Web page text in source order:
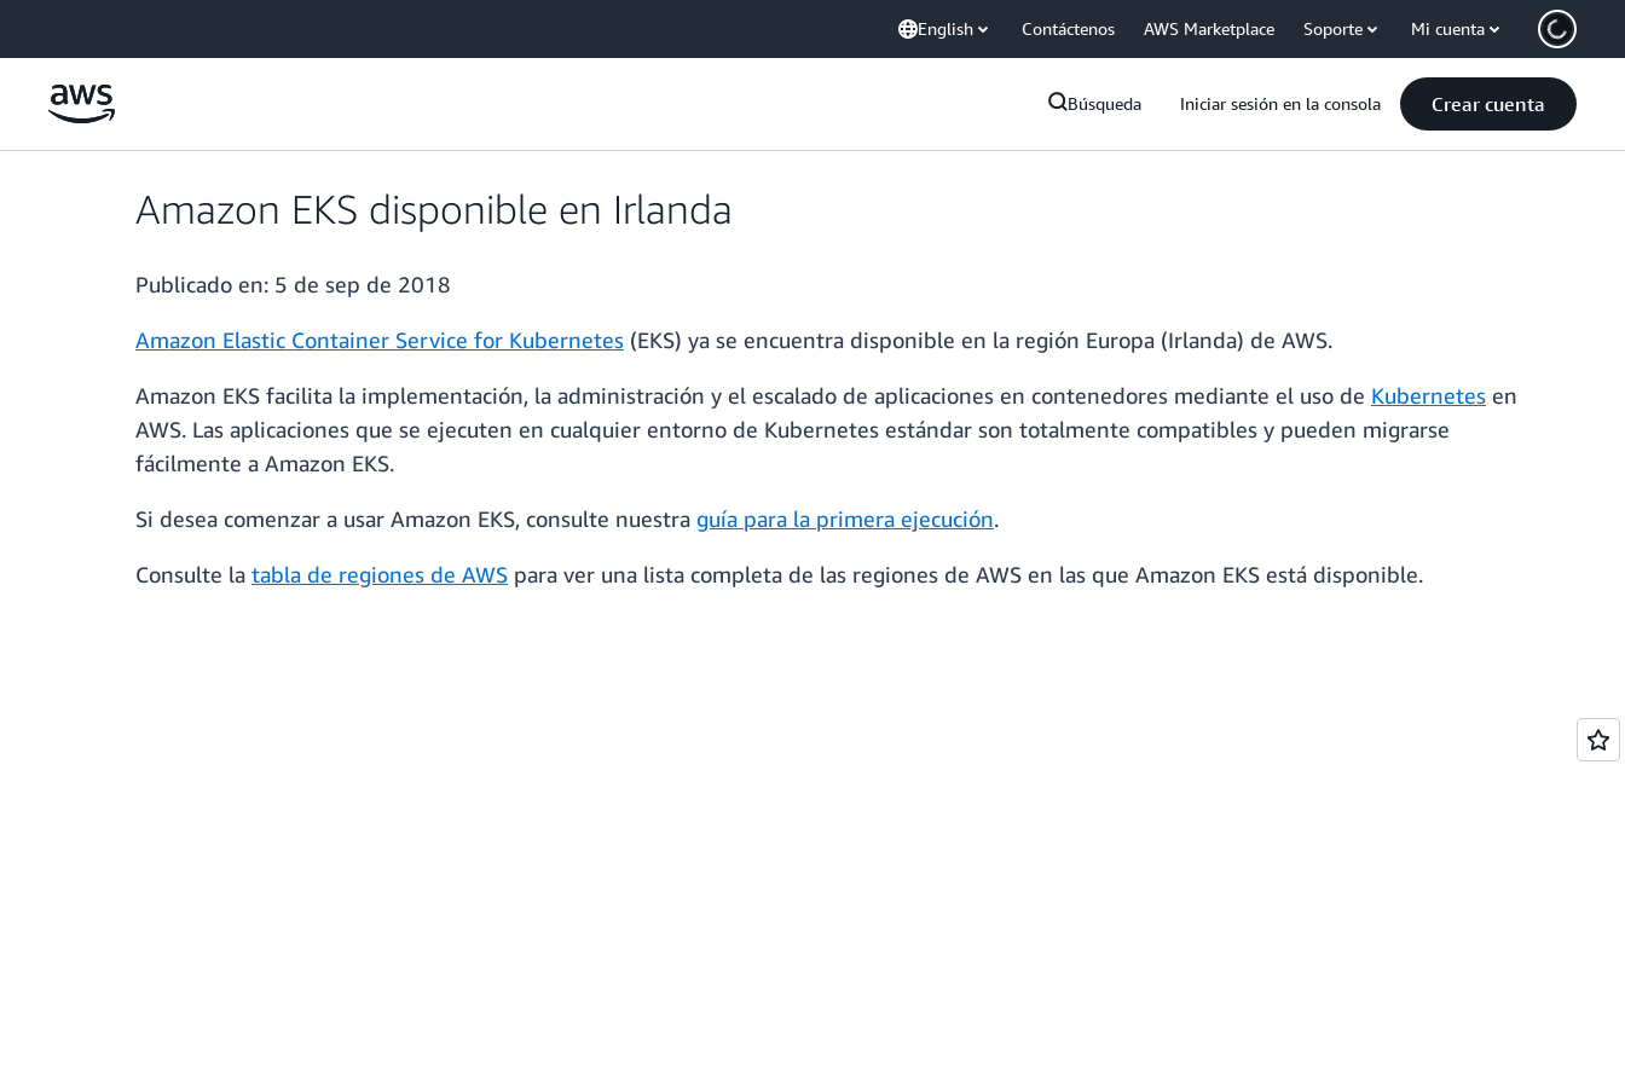
English Contáctenos AWS Marketplace Soporte Mi cuenta
Búsqueda Iniciar sesión en la consola Crear cuenta
Amazon EKS disponible en Irlanda
Publicado en: 5 de sep de 2018
Amazon Elastic Container Service for Kubernetes (EKS) ya se encuentra disponible en la región Europa (Irlanda) de AWS.
Amazon EKS facilita la implementación, la administración y el escalado de aplicaciones en contenedores mediante el uso de Kubernetes en
AWS. Las aplicaciones que se ejecuten en cualquier entorno de Kubernetes estándar son totalmente compatibles y pueden migrarse
fácilmente a Amazon EKS.
Si desea comenzar a usar Amazon EKS, consulte nuestra guía para la primera ejecución.
Consulte la tabla de regiones de AWS para ver una lista completa de las regiones de AWS en las que Amazon EKS está disponible.